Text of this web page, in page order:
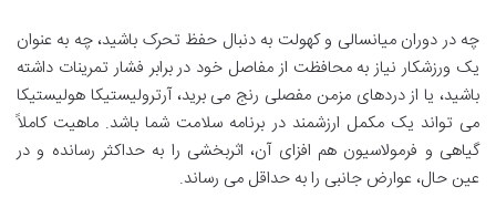
چه در دوران میانسالی و کهولت به دنبال حفظ تحرک باشید، چه به عنوان
یک ورزشکار نیاز به محافظت از مفاصل خود در برابر فشار تمرینات داشته
باشید، یا از دردهای مزمن مفصلی رنج می برید، آرترولیستیکا هولیستیکا
می تواند یک مکمل ارزشمند در برنامه سلامت شما باشد. ماهیت کاملاً
گیاهی و فرمولاسیون هم افزای آن، اثربخشی را به حداکثر رسانده و در
عین حال، عوارض جانبی را به حداقل می رساند.